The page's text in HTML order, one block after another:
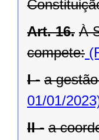
Art. 16. À
compete:
I - a
01/01/
II - a